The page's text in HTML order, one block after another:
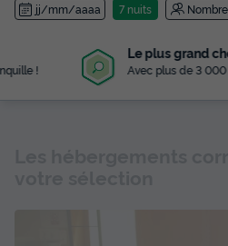
jj/mm/aaaa 7 nuits
Le plus grand choix
Avec plus de 3 000 campings